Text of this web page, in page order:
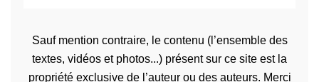
Sauf mention contraire, le contenu (l’ensemble des
textes, vidéos et photos...) présent sur ce site est la
propriété exclusive de l’auteur ou des auteurs. Merci